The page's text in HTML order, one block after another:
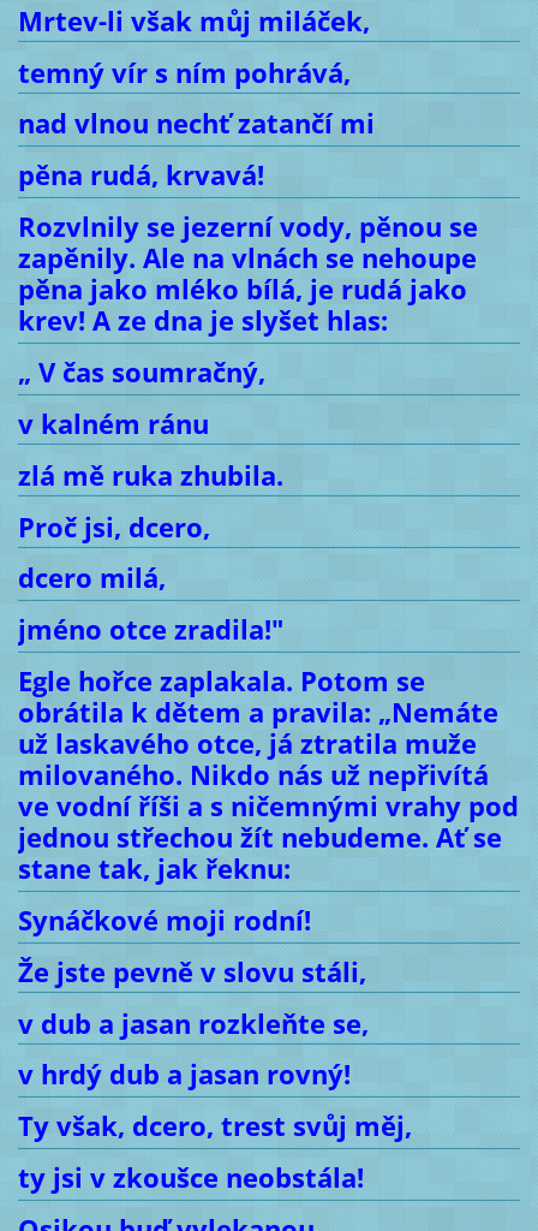
Mrtev-li však můj miláček,
temný vír s ním pohrává,
nad vlnou nechť zatančí mi
pěna rudá, krvavá!
Rozvlnily se jezerní vody, pěnou se
zapěnily. Ale na vlnách se nehoupe
pěna jako mléko bílá, je rudá jako
krev! A ze dna je slyšet hlas:
„ V čas soumračný,
v kalném ránu
zlá mě ruka zhubila.
Proč jsi, dcero,
dcero milá,
jméno otce zradila!"
Egle hořce zaplakala. Potom se
obrátila k dětem a pravila: „Nemáte
už laskavého otce, já ztratila muže
milovaného. Nikdo nás už nepřivítá
ve vodní říši a s ničemnými vrahy pod
jednou střechou žít nebudeme. Ať se
stane tak, jak řeknu:
Synáčkové moji rodní!
Že jste pevně v slovu stáli,
v dub a jasan rozkleňte se,
v hrdý dub a jasan rovný!
Ty však, dcero, trest svůj měj,
ty jsi v zkoušce neobstála!